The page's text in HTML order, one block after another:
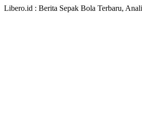
Libero.id : Berita Sepak Bola Terbaru,